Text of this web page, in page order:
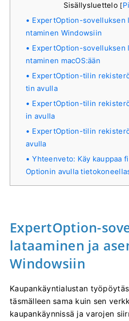
Sisällysluettelo [
ExpertOption-sovelluksen
ntaminen Windowsiin
ExpertOption-sovelluksen
ntaminen macOS:ään
ExpertOption-tilin
tin avulla
ExpertOption-tilin
in avulla
ExpertOption-tilin
avulla
Yhteenveto: Käy kauppaa
Optionin avulla
ExpertOption-
lataaminen ja
Windowsiin
Kaupankäyntialustan
täsmälleen sama kuin sen
kaupankäynnissä ja varojen